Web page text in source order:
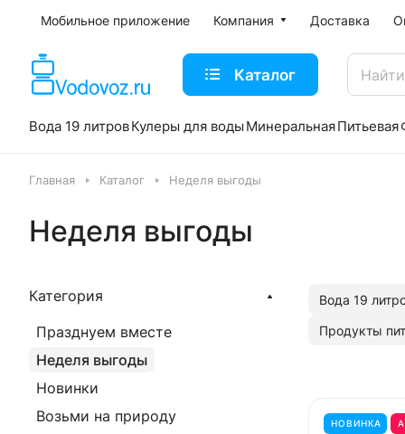
Мобильное приложение Компания Доставка
Каталог
Вода 19 литровКулеры для воды МинеральнаяПитьевая
Главная Каталог Неделя выгоды
Неделя выгоды
Вода 19
Продукты
НОВИНКА
Категория
Празднуем вместе
Неделя выгоды
Новинки
Возьми на природу